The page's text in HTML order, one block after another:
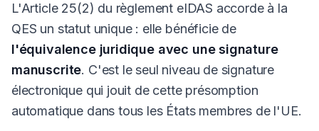
L'Article 25(2) du règlement eIDAS accorde à la
QES un statut unique : elle bénéficie de
l'équivalence juridique avec une signature
manuscrite. C'est le seul niveau de signature
électronique qui jouit de cette présomption
automatique dans tous les États membres de l'UE.